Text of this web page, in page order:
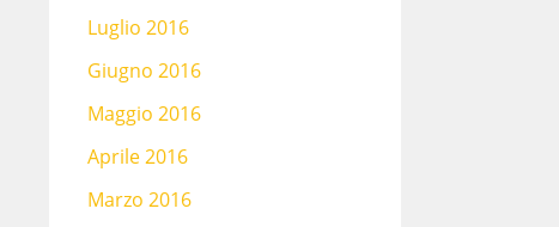
Luglio 2016
Giugno 2016
Maggio 2016
Aprile 2016
Marzo 2016